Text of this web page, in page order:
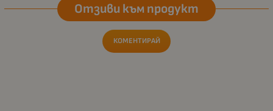
Отзиви към продукт
КОМЕНТИРАЙ